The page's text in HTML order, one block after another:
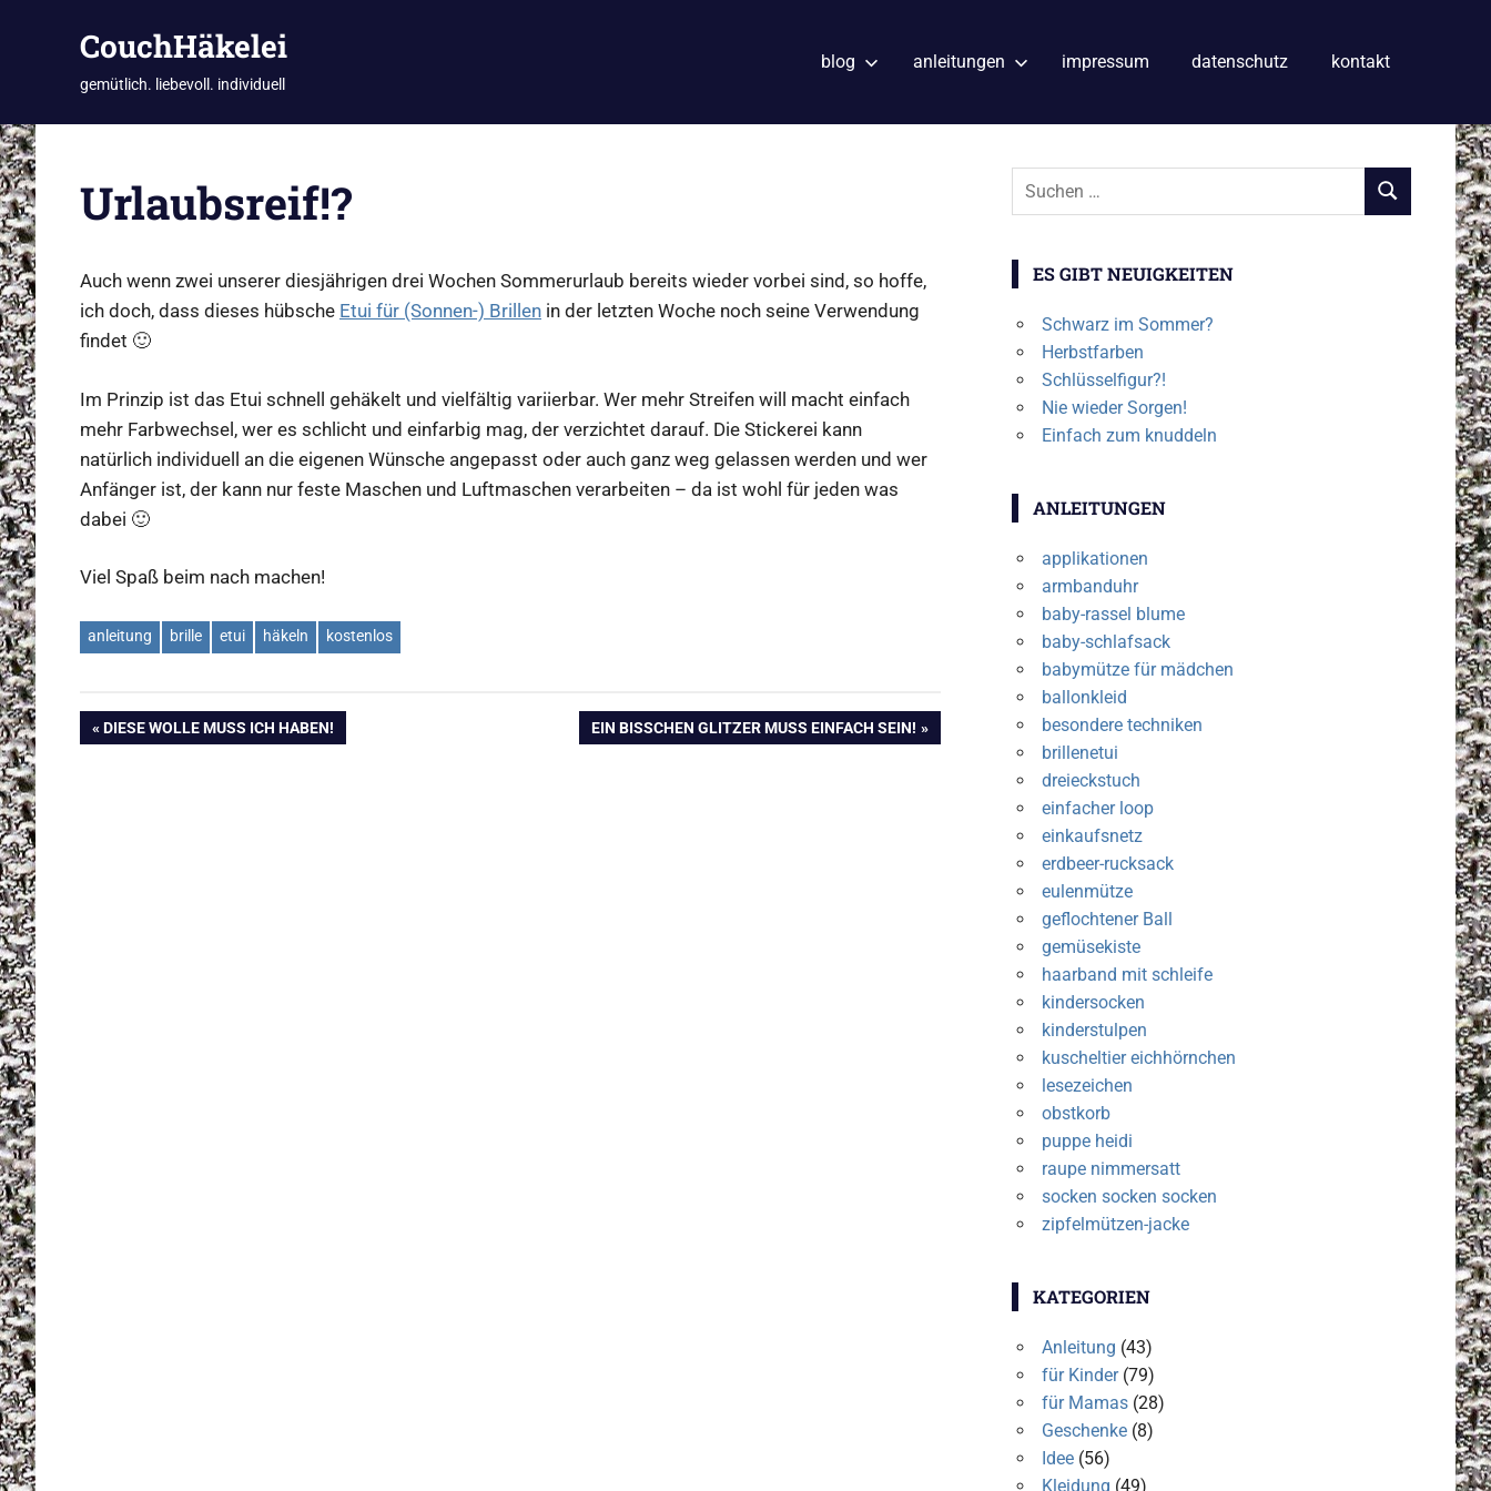
Zum
Inhalt
springen
CouchHäkelei
gemütlich. liebevoll. individuell
blog anleitungen impressum datenschutz kontakt
Urlaubsreif!?
Auch wenn zwei unserer diesjährigen drei Wochen Sommerurlaub bereits wieder vorbei sind, so hoffe,
ich doch, dass dieses hübsche Etui für (Sonnen-) Brillen in der letzten Woche noch seine Verwendung
findet 🙂
Im Prinzip ist das Etui schnell gehäkelt und vielfältig variierbar. Wer mehr Streifen will macht einfach
mehr Farbwechsel, wer es schlicht und einfarbig mag, der verzichtet darauf. Die Stickerei kann
natürlich individuell an die eigenen Wünsche angepasst oder auch ganz weg gelassen werden und wer
Anfänger ist, der kann nur feste Maschen und Luftmaschen verarbeiten – da ist wohl für jeden was
dabei 🙂
Viel Spaß beim nach machen!
anleitung brille etui häkeln kostenlos
Beitragsnavigation
VORHERIGER
DIESE WOLLE MUSS ICH HABEN!
NÄCHSTER
EIN BISSCHEN GLITZER MUSS EINFACH SEIN!
Suchen
SUCHEN
ES GIBT NEUIGKEITEN
Schwarz im Sommer?
Herbstfarben
Schlüsselfigur?!
Nie wieder Sorgen!
Einfach zum knuddeln
ANLEITUNGEN
applikationen
armbanduhr
baby-rassel blume
baby-schlafsack
babymütze für mädchen
ballonkleid
besondere techniken
brillenetui
dreieckstuch
einfacher loop
einkaufsnetz
erdbeer-rucksack
eulenmütze
geflochtener Ball
gemüsekiste
haarband mit schleife
kindersocken
kinderstulpen
kuscheltier eichhörnchen
lesezeichen
obstkorb
puppe heidi
raupe nimmersatt
socken socken socken
zipfelmützen-jacke
KATEGORIEN
Anleitung (43)
für Kinder(79)
für Mamas(28)
Geschenke(8)
Idee(56)
Kleidung (49)